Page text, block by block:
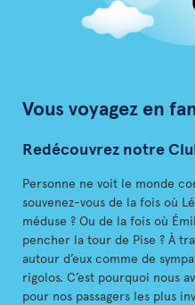
Vous voyagez en
Redécouvrez notre
Personne ne voit le monde
souvenez-vous de la fois où
méduse ? Ou de la fois où
pencher la tour de Pise ? À
autour d’eux comme de
rigolos. C’est pourquoi nous
pour nos passagers les plus